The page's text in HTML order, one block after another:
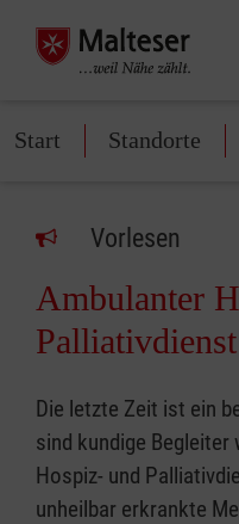
Start Standorte
Vorlesen
Ambulanter
Palliativdienst
Die letzte Zeit ist ein
sind kundige
Hospiz- und
unheilbar erkrankte